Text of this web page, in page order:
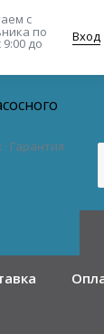
с
по
до Вход
Гарантия